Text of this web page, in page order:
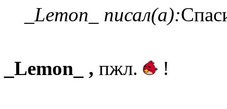
_Lemon_ писал(а):
_Lemon_ , пжл. !